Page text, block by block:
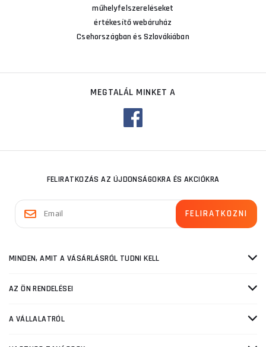
műhelyfelszereléseket
értékesítő webáruház
Csehországban és Szlovákiában
MEGTALÁL MINKET A
FELIRATKOZÁS AZ ÚJDONSÁGOKRA ÉS AKCIÓKRA
MINDEN, AMIT A VÁSÁRLÁSRÓL TUDNI KELL
AZ ÖN RENDELÉSEI
A VÁLLALATRÓL